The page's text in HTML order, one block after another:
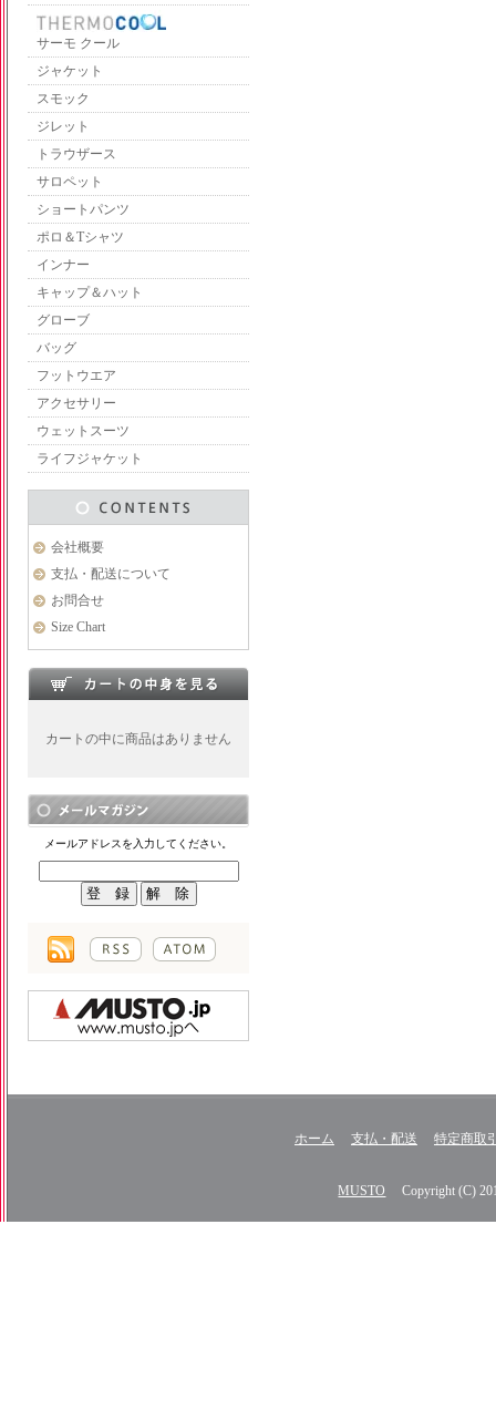
サーモ クール
ジャケット
スモック
ジレット
トラウザース
サロペット
ショートパンツ
ポロ＆Tシャツ
インナー
キャップ＆ハット
グローブ
バッグ
フットウエア
アクセサリー
ウェットスーツ
ライフジャケット
会社概要
支払・配送について
お問合せ
Size Chart
カートの中に商品はありません
メールアドレスを入力してください。
ホーム 支払・配送 特定商取
MUSTO Copyright (C)